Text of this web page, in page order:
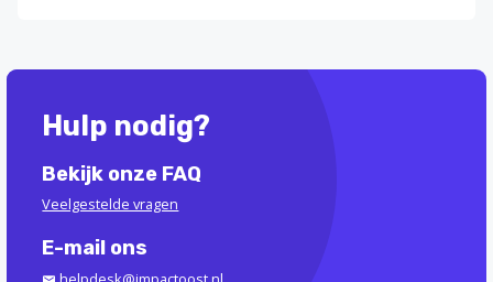
Hulp nodig?
Bekijk onze FAQ
Veelgestelde vragen
E-mail ons